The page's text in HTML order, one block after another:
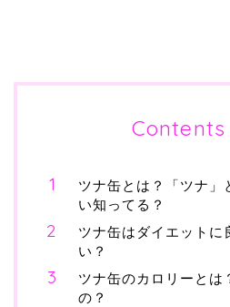
Contents
ツナ缶とは？「ツナ」
い知ってる？
ツナ缶はダイエットに
い？
ツナ缶のカロリーとは
の？